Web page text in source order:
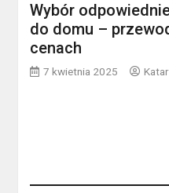
Wybór
do domu –
cenach
7 kwietnia 2025